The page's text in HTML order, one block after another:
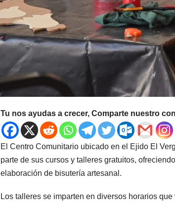
Tu nos ayudas a crecer, Comparte nuestro
El Centro Comunitario ubicado en el Ejido El
parte de sus cursos y talleres gratuitos,
elaboración de bisutería artesanal.
Los talleres se imparten en diversos horarios